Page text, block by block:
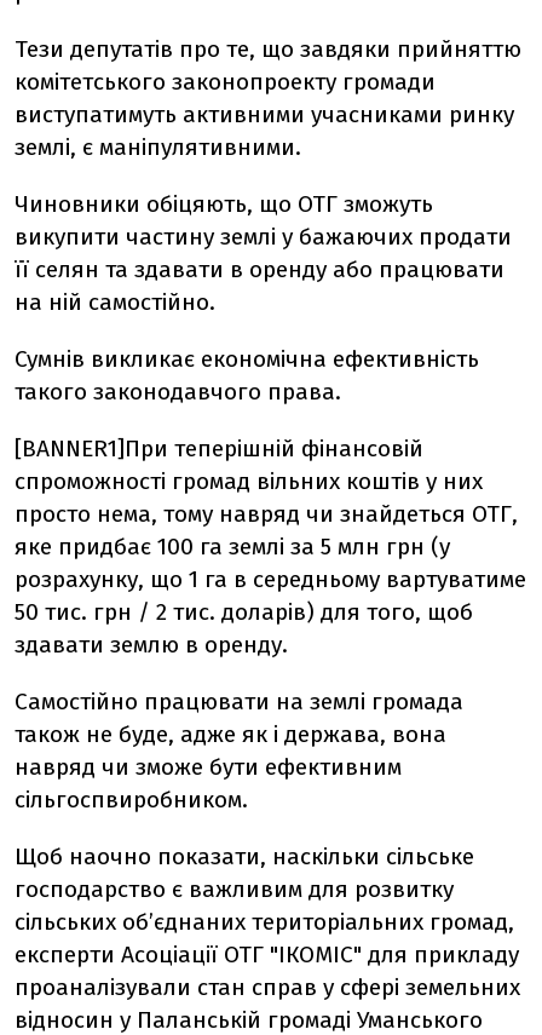
Тези депутатів про те, що завдяки прийняттю
комітетського законопроекту громади
виступатимуть активними учасниками ринку
землі, є маніпулятивними.
Чиновники обіцяють, що ОТГ зможуть
викупити частину землі у бажаючих продати
її селян та здавати в оренду або працювати
на ній самостійно.
Сумнів викликає економічна ефективність
такого законодавчого права.
[BANNER1]При теперішній фінансовій
спроможності громад вільних коштів у них
просто нема, тому навряд чи знайдеться ОТГ,
яке придбає 100 га землі за 5 млн грн (у
розрахунку, що 1 га в середньому вартуватиме
50 тис. грн / 2 тис. доларів) для того, щоб
здавати землю в оренду.
Самостійно працювати на землі громада
також не буде, адже як і держава, вона
навряд чи зможе бути ефективним
сільгоспвиробником.
Щоб наочно показати, наскільки сільське
господарство є важливим для розвитку
сільських об’єднаних територіальних громад,
експерти Асоціації ОТГ "ІКОМІС" для прикладу
проаналізували стан справ у сфері земельних
відносин у Паланській громаді Уманського